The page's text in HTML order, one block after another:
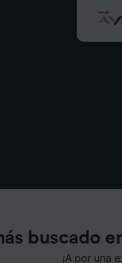
buscado
¡A por una